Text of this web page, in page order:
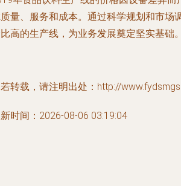
量、服务和成本。通过科学规划和市场
高的生产线，为业务发展奠定坚实基础。
转载，请注明出处：http://
时间：2026-08-06 03:19:04